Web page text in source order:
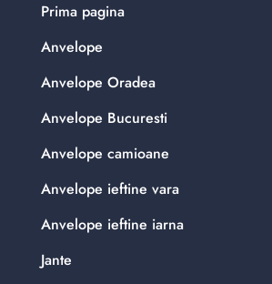
Prima pagina
Anvelope
Anvelope Oradea
Anvelope Bucuresti
Anvelope camioane
Anvelope ieftine vara
Anvelope ieftine iarna
Jante